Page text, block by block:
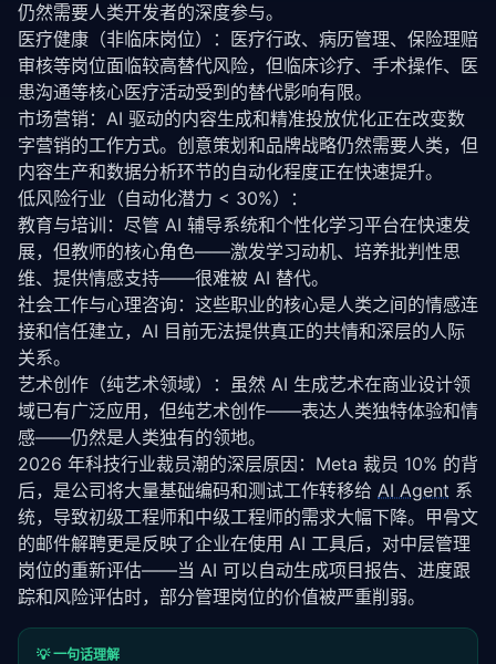
仍然需要人类开发者的深度参与。
医疗健康（非临床岗位）：医疗行政、病历管理、保险理赔
审核等岗位面临较高替代风险，但临床诊疗、手术操作、医
患沟通等核心医疗活动受到的替代影响有限。
市场营销：AI 驱动的内容生成和精准投放优化正在改变数
字营销的工作方式。创意策划和品牌战略仍然需要人类，但
内容生产和数据分析环节的自动化程度正在快速提升。
低风险行业（自动化潜力 < 30%）：
教育与培训：尽管 AI 辅导系统和个性化学习平台在快速发
展，但教师的核心角色——激发学习动机、培养批判性思
维、提供情感支持——很难被 AI 替代。
社会工作与心理咨询：这些职业的核心是人类之间的情感连
接和信任建立，AI 目前无法提供真正的共情和深层的人际
关系。
艺术创作（纯艺术领域）：虽然 AI 生成艺术在商业设计领
域已有广泛应用，但纯艺术创作——表达人类独特体验和情
感——仍然是人类独有的领地。
2026 年科技行业裁员潮的深层原因：Meta 裁员 10% 的背
后，是公司将大量基础编码和测试工作转移给 AI Agent 系
统，导致初级工程师和中级工程师的需求大幅下降。甲骨文
的邮件解聘更是反映了企业在使用 AI 工具后，对中层管理
岗位的重新评估——当 AI 可以自动生成项目报告、进度跟
踪和风险评估时，部分管理岗位的价值被严重削弱。
💡 一句话理解